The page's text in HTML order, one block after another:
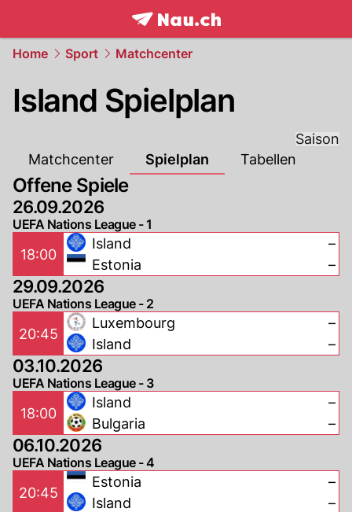
frontpage.NAU.ch
Home Sport Matchcenter
Island Spielplan
Saison
Matchcenter
Spielplan Tabellen
Offene Spiele
26.09.2026
UEFA Nations League - 1
18:00
Island
Estonia
–
–
29.09.2026
UEFA Nations League - 2
20:45
Luxembourg
Island
–
–
03.10.2026
UEFA Nations League - 3
18:00
Island
Bulgaria
–
–
06.10.2026
UEFA Nations League - 4
20:45
Estonia
Island
–
–